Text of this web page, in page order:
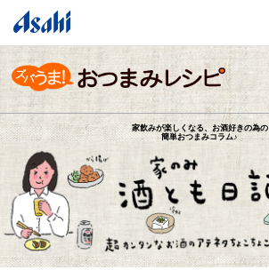
家飲みが楽しくなる、お酒好きの為の
簡単おつまみコラム♪